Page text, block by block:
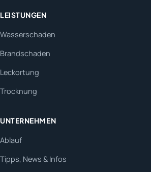
LEISTUNGEN
Wasserschaden
Brandschaden
Leckortung
Trocknung
UNTERNEHMEN
Ablauf
Tipps, News & Infos